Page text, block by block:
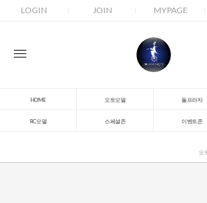
LOGIN JOIN MYPAGE
HOME 오토모델 돌프라자
RC모델 스페셜존 이벤트존
오